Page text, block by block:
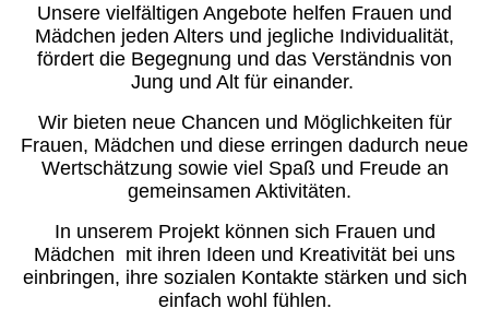
Unsere vielfältigen Angebote helfen Frauen und
Mädchen jeden Alters und jegliche Individualität,
fördert die Begegnung und das Verständnis von
Jung und Alt für einander.
Wir bieten neue Chancen und Möglichkeiten für
Frauen, Mädchen und diese erringen dadurch neue
Wertschätzung sowie viel Spaß und Freude an
gemeinsamen Aktivitäten.
In unserem Projekt können sich Frauen und
Mädchen mit ihren Ideen und Kreativität bei uns
einbringen, ihre sozialen Kontakte stärken und sich
einfach wohl fühlen.